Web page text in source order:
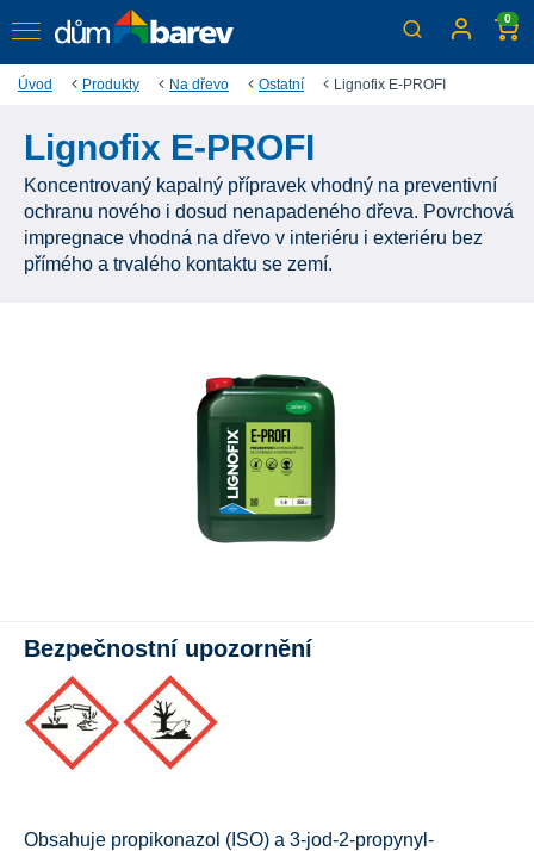
0
Úvod Produkty Na dřevo Ostatní Lignofix E-PROFI
Lignofix E-PROFI
Koncentrovaný kapalný přípravek vhodný na preventivní
ochranu nového i dosud nenapadeného dřeva. Povrchová
impregnace vhodná na dřevo v interiéru i exteriéru bez
přímého a trvalého kontaktu se zemí.
Bezpečnostní upozornění
Obsahuje propikonazol (ISO) a 3-jod-2-propynyl-